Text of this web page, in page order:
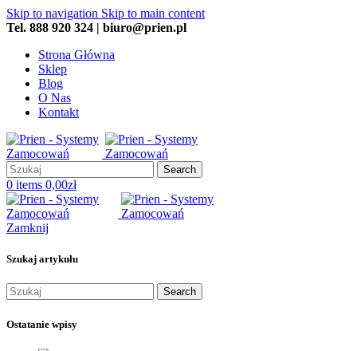
Skip to navigation Skip to main content
Tel. 888 920 324 | biuro@prien.pl
Strona Główna
Sklep
Blog
O Nas
Kontakt
Search
0 items 0,00zł
Zamknij
Szukaj artykułu
Search
Ostatanie wpisy